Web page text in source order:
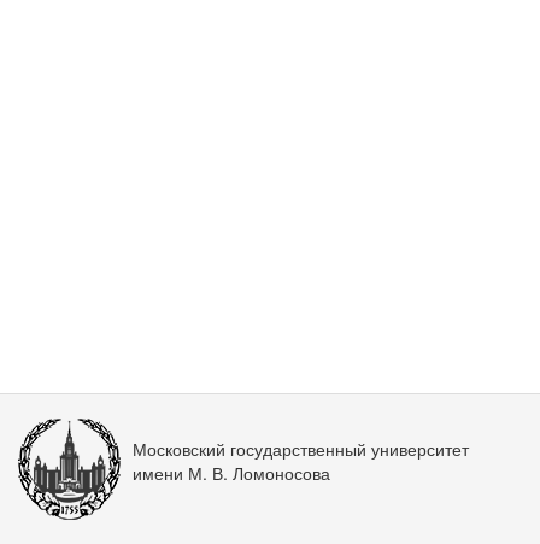
Московский государственный университет
имени М. В. Ломоносова